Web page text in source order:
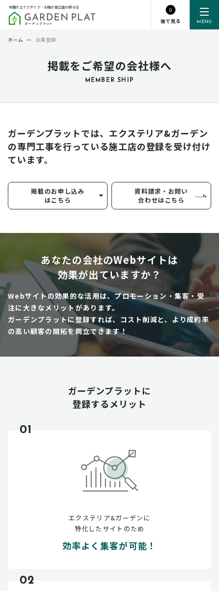
MENU
全国のエクステリア・お庭の施工店が探せる
0
後で見る
掲載をご希望の会社様へ
MEMBER SHIP
ホーム ー 会員登録
ガーデンプラットでは、エクステリア&ガーデン
の専門工事を行っている施工店の登録を受け付け
ています。
掲載のお申し込み
はこちら
資料請求・お問い
合わせはこちら
あなたの会社のWebサイトは
効果が出ていますか？
Webサイトの効果的な活用は、プロモーション・集客・受
注に大きなメリットがあります。
ガーデンプラットに登録すれば、コスト削減と、より成約率
の高い顧客の開拓を両立できます！
ガーデンプラットに
登録するメリット
01
エクステリア&ガーデンに
特化したサイトのため
効率よく集客が可能！
02